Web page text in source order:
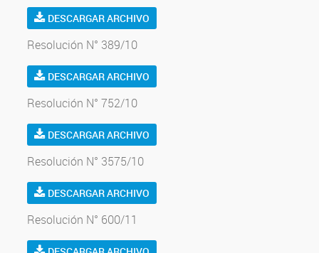
DESCARGAR ARCHIVO
Resolución N° 389/10
DESCARGAR ARCHIVO
Resolución N° 752/10
DESCARGAR ARCHIVO
Resolución N° 3575/10
DESCARGAR ARCHIVO
Resolución N° 600/11